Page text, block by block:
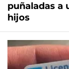
puñaladas a
hijos